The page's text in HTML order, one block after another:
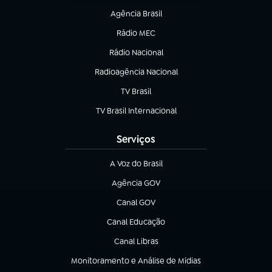
Agência Brasil
(abre em nova aba)
Rádio MEC
Rádio Nacional
(abre em nova aba)
Radioagência Nacional
(abre em nova aba)
TV Brasil
(abre em nova aba)
TV Brasil Internacional
(abre em nova aba)
Serviços
A Voz do Brasil
(abre em nova aba)
Agência GOV
(abre em nova aba)
Canal GOV
(abre em nova aba)
Canal Educação
(abre em nova aba)
Canal Libras
(abre em nova aba)
Monitoramento e Análise de Mídias
(abre em nova aba)